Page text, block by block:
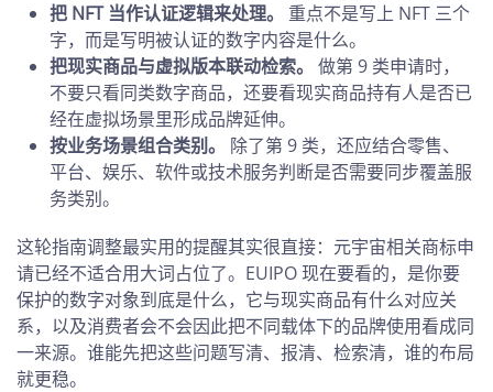
把 NFT 当作认证逻辑来处理。
重点不是写上 NFT 三个
字，而是写明被认证的数字内容是什么。
把现实商品与虚拟版本联动检索。 做第 9 类申请时，
不要只看同类数字商品，还要看现实商品持有人是否已
经在虚拟场景里形成品牌延伸。
按业务场景组合类别。
除了第 9 类，还应结合零售、
平台、娱乐、软件或技术服务判断是否需要同步覆盖服
务类别。
这轮指南调整最实用的提醒其实很直接：元宇宙相关商标申
请已经不适合用大词占位了。EUIPO 现在要看的，是你要
保护的数字对象到底是什么，它与现实商品有什么对应关
系，以及消费者会不会因此把不同载体下的品牌使用看成同
一来源。谁能先把这些问题写清、报清、检索清，谁的布局
就更稳。